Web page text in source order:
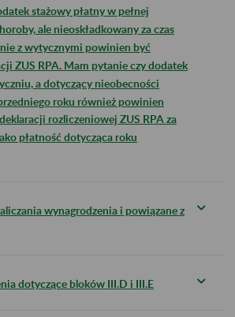
stażowy płatny w pełnej
ale nieoskładkowany za czas
z wytycznymi powinien być
ZUS RPA. Mam pytanie czy dodatek
a dotyczący nieobecności
roku również powinien
rozliczeniowej ZUS RPA za
płatność dotycząca roku
wynagrodzenia i powiązane z
dotyczące bloków III.D i III.E